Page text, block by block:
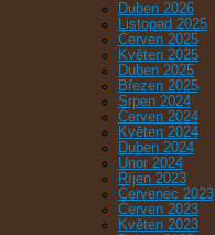
Duben 2026
Listopad 2025
Červen 2025
Květen 2025
Duben 2025
Březen 2025
Srpen 2024
Červen 2024
Květen 2024
Duben 2024
Únor 2024
Říjen 2023
Červenec 2023
Červen 2023
Květen 2023